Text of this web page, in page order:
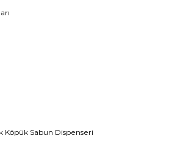
Sabun Dispenseri